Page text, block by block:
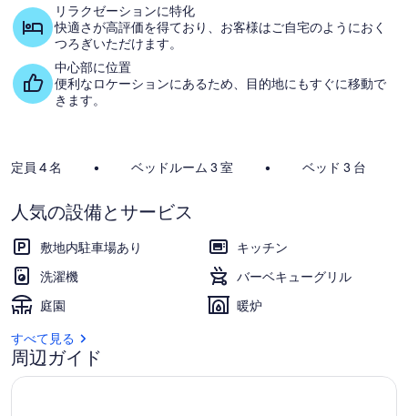
真
ギ
ャ
ラ
ー
屋外ダイニングエリア
リラクゼーションに特化
快適さが高評価を得ており、お客様はご自宅のようにおく
つろぎいただけます。
中心部に位置
便利なロケーションにあるため、目的地にもすぐに移動で
きます。
定員 4 名 • ベッドルーム 3 室 • ベッド 3 台
人気の設備とサービス
敷地内駐車場あり
キッチン
洗濯機
バーベキューグリル
庭園
暖炉
すべて見る
周辺ガイド